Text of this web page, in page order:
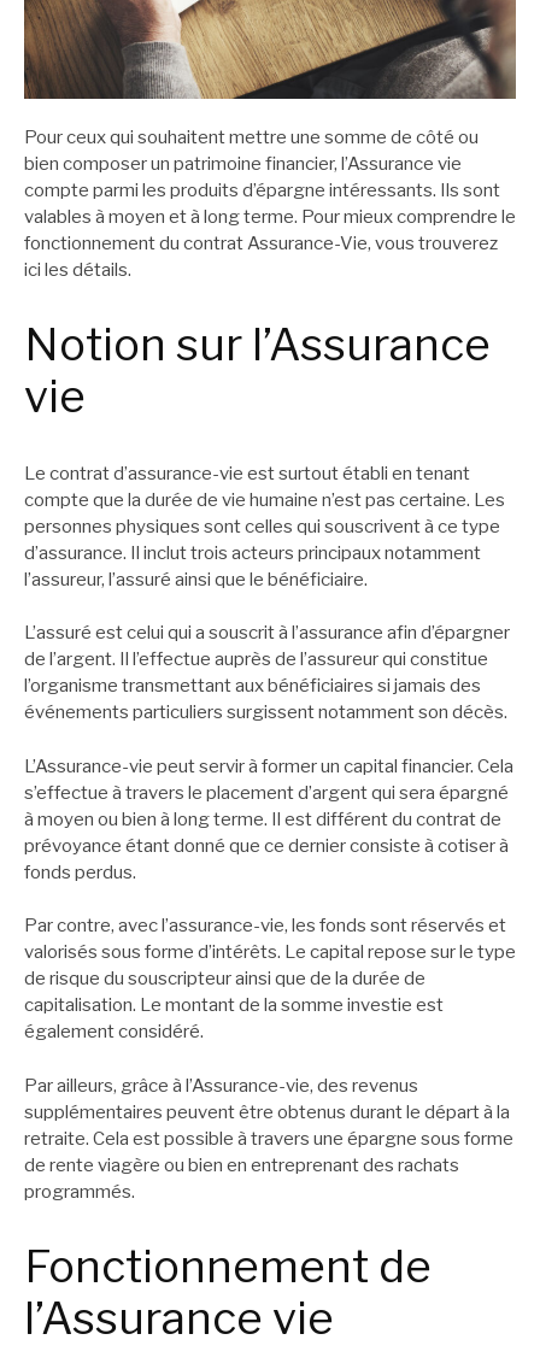
Pour ceux qui souhaitent mettre une somme de côté ou
bien composer un patrimoine financier, l’Assurance vie
compte parmi les produits d’épargne intéressants. Ils sont
valables à moyen et à long terme. Pour mieux comprendre le
fonctionnement du contrat Assurance-Vie, vous trouverez
ici les détails.
Notion sur l’Assurance
vie
Le contrat d’assurance-vie est surtout établi en tenant
compte que la durée de vie humaine n’est pas certaine. Les
personnes physiques sont celles qui souscrivent à ce type
d’assurance. Il inclut trois acteurs principaux notamment
l’assureur, l’assuré ainsi que le bénéficiaire.
L’assuré est celui qui a souscrit à l’assurance afin d’épargner
de l’argent. Il l’effectue auprès de l’assureur qui constitue
l’organisme transmettant aux bénéficiaires si jamais des
événements particuliers surgissent notamment son décès.
L’Assurance-vie peut servir à former un capital financier. Cela
s’effectue à travers le placement d’argent qui sera épargné
à moyen ou bien à long terme. Il est différent du contrat de
prévoyance étant donné que ce dernier consiste à cotiser à
fonds perdus.
Par contre, avec l’assurance-vie, les fonds sont réservés et
valorisés sous forme d’intérêts. Le capital repose sur le type
de risque du souscripteur ainsi que de la durée de
capitalisation. Le montant de la somme investie est
également considéré.
Par ailleurs, grâce à l’Assurance-vie, des revenus
supplémentaires peuvent être obtenus durant le départ à la
retraite. Cela est possible à travers une épargne sous forme
de rente viagère ou bien en entreprenant des rachats
programmés.
Fonctionnement de
l’Assurance vie